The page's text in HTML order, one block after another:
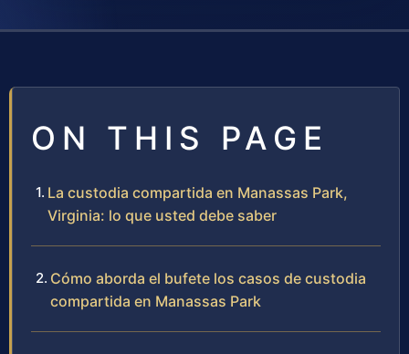
ON THIS PAGE
La custodia compartida en Manassas Park,
Virginia: lo que usted debe saber
Cómo aborda el bufete los casos de custodia
compartida en Manassas Park